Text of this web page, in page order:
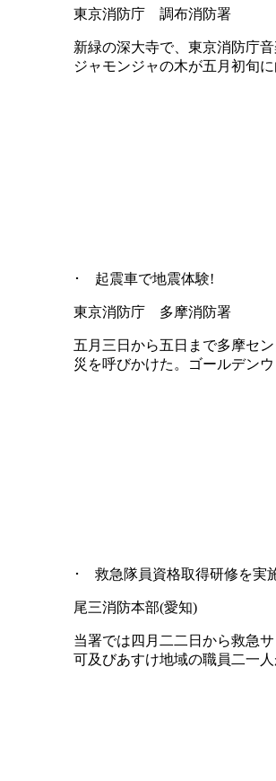
東京消防庁 調布消防署
新緑の深大寺で、東京消防庁
ジャモンジャの木が五月初旬
･ 起震車で地震体験!
東京消防庁 多摩消防署
五月三日から五日まで多摩セ
災を呼びかけた。ゴールデン
･ 救急隊員資格取得研修を実
尾三消防本部(愛知)
当署では四月二二日から救急
可及びあすけ地域の職員二一